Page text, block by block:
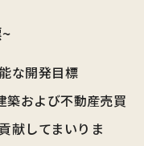
な開発目標
築および不動産売買
献してまいりま